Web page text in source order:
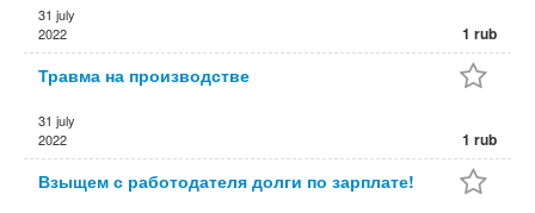
31 july
2022
1 rub
Травма на производстве
31 july
2022
1 rub
Взыщем с работодателя долги по зарплате!